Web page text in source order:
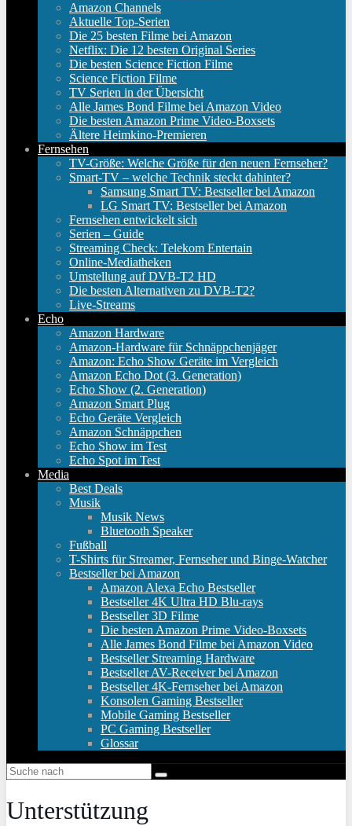
Amazon Channels
Aktuelle Top-Serien
Die 25 besten Filme bei Amazon
Netflix: Die 12 besten Original Series
Die besten Science Fiction Filme
Science Fiction Filme
TV Serien in der Übersicht
Alle James Bond Filme bei Amazon Video
Die besten Amazon Prime Video-Boxsets
Ältere Heimkino-Premieren
Fernsehen
TV-Größe: Welche Größe für den neuen Fernseher?
Smart-TV – welche Technik steckt dahinter?
Samsung Smart TV: Bestseller bei Amazon
LG Smart TV: Bestseller bei Amazon
Fernsehen entwickelt sich
Serien – Guide
Streaming Check: Telekom Entertain
Online-Mediatheken
Umstellung auf DVB-T2 HD
Die besten Alternativen zu DVB-T2?
Live-Streams
Echo
Amazon Hardware
Amazon-Hardware für Schnäppchenjäger
Amazon: Echo Show Geräte im Vergleich
Amazon Echo Dot (3. Generation)
Echo Show (2. Generation)
Amazon Smart Plug
Echo Geräte Vergleich
Amazon Schnäppchen
Echo Show im Test
Echo Spot im Test
Media
Best Deals
Musik
Musik News
Bluetooth Speaker
Fußball
T-Shirts für Streamer, Fernseher und Binge-Watcher
Bestseller bei Amazon
Amazon Alexa Echo Bestseller
Bestseller 4K Ultra HD Blu-rays
Bestseller 3D Filme
Die besten Amazon Prime Video-Boxsets
Alle James Bond Filme bei Amazon Video
Bestseller Streaming Hardware
Bestseller AV-Receiver bei Amazon
Bestseller 4K-Fernseher bei Amazon
Konsolen Gaming Bestseller
Mobile Gaming Bestseller
PC Gaming Bestseller
Glossar
Unterstützung